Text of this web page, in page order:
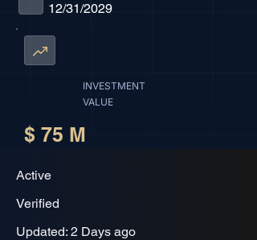
12/31/2029
INVESTMENT
VALUE
$ 75 M
Active
Verified
Updated: 2 Days ago